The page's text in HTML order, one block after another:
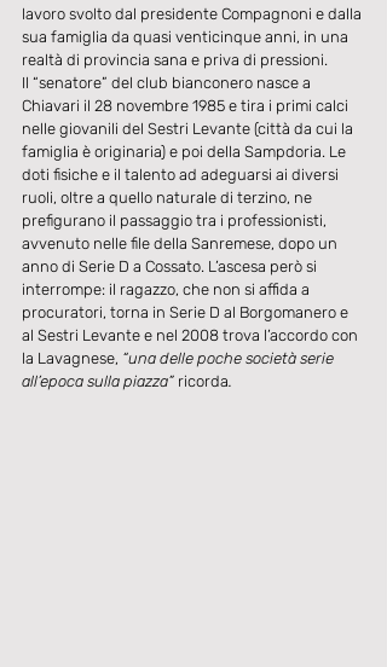
lavoro svolto dal presidente Compagnoni e dalla
sua famiglia da quasi venticinque anni, in una
realtà di provincia sana e priva di pressioni.
Il “senatore” del club bianconero nasce a
Chiavari il 28 novembre 1985 e tira i primi calci
nelle giovanili del Sestri Levante (città da cui la
famiglia è originaria) e poi della Sampdoria. Le
doti fisiche e il talento ad adeguarsi ai diversi
ruoli, oltre a quello naturale di terzino, ne
prefigurano il passaggio tra i professionisti,
avvenuto nelle file della Sanremese, dopo un
anno di Serie D a Cossato. L’ascesa però si
interrompe: il ragazzo, che non si affida a
procuratori, torna in Serie D al Borgomanero e
al Sestri Levante e nel 2008 trova l’accordo con
la Lavagnese, “una delle poche società serie
all’epoca sulla piazza” ricorda.